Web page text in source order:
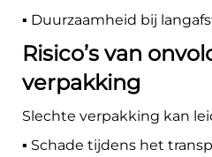
▪️ Duurzaamheid bij
Risico’s van
verpakking
Slechte verpakking kan
▪️ Schade tijdens het